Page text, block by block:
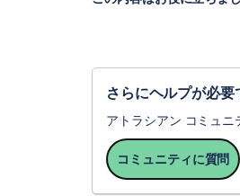
さらにヘルプが必要
アトラシアン コミュニ
コミュニティに質問